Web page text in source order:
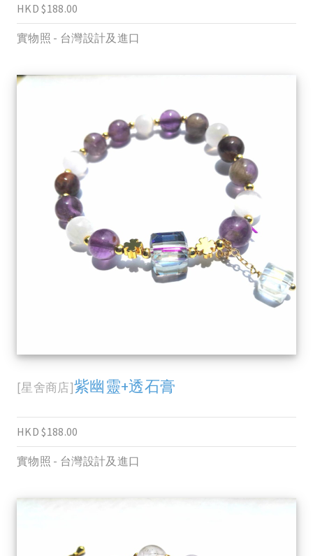
HKD $188.00
實物照 - 台灣設計及進口
[星舍商店]紫幽靈+透石膏
HKD $188.00
實物照 - 台灣設計及進口